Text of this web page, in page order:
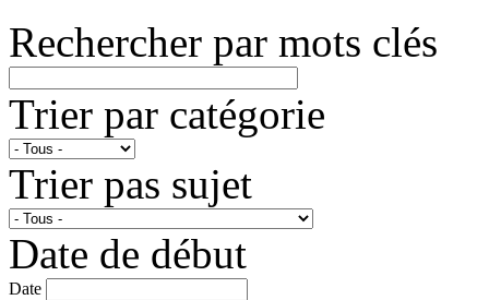
Rechercher par mots clés
Trier par catégorie
Trier pas sujet
Date de début
Date